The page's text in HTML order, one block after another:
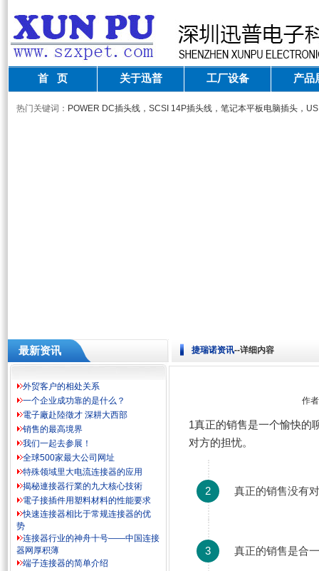
首 页 关于迅普 工厂设备 产品
热门关键词： POWER DC插头线，SCSI 14P插头线，笔记本平板电脑插头，
最新资讯
外贸客户的相处关系
一个企业成功靠的是什么？
電子廠赴陸徵才 深耕大西部
销售的最高境界
我们一起去参展！
全球500家最大公司网址
特殊领域里大电流连接器的应用
揭秘連接器行業的九大核心技術
電子接插件用塑料材料的性能要求
快速连接器相比于常规连接器的优
势
连接器行业的神舟十号——中国连接
器网厚积薄
端子连接器的简单介绍
捷瑞诺资讯--详细内容
作
1真正的销售是一个愉快的
对方的担忧。
2 真正的销售没有
3 真正的销售是合